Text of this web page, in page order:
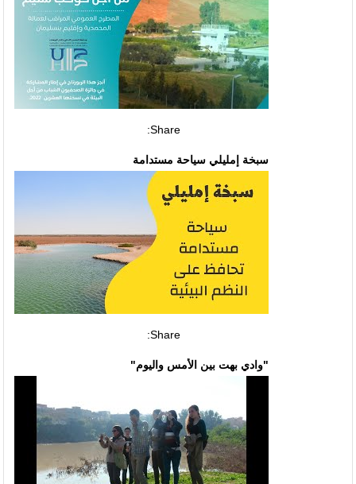
Share:
سبخة إمليلي سياحة مستدامة
Share:
"وادي بهت بين الأمس واليوم"